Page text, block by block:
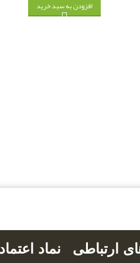
افزودن به سبد خرید
ارتباطی نماد